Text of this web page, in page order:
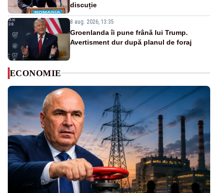
discuție
8 aug. 2026, 13:35
Groenlanda îi pune frână lui Trump.
Avertisment dur după planul de foraj
ECONOMIE